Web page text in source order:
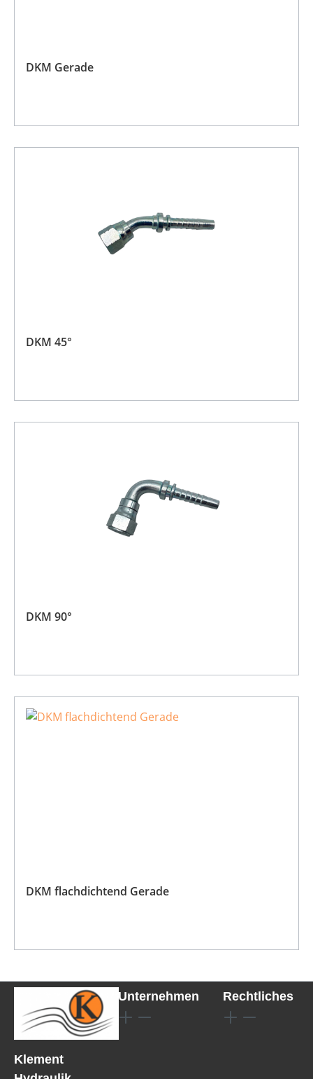
DKM Gerade
DKM 45°
DKM 90°
DKM flachdichtend Gerade
Klement
Unternehmen Rechtliches